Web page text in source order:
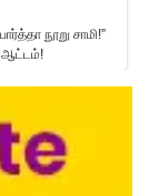
நூறு சாமி!”